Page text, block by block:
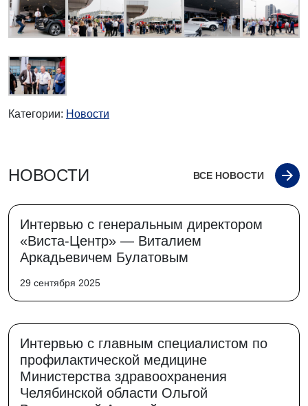
Категории: Новости
НОВОСТИ ВСЕ НОВОСТИ
Интервью с генеральным директором
«Виста-Центр» — Виталием
Аркадьевичем Булатовым
29 сентября 2025
Интервью с главным специалистом по
профилактической медицине
Министерства здравоохранения
Челябинской области Ольгой